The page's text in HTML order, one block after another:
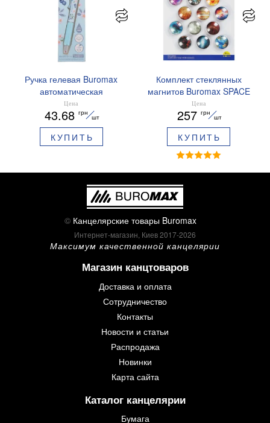
Ручка гелевая Buromax
автоматическая
ARABESKI 0.5 мм
ароматизированный грипп
синие чернила в блистере
BM.8379-02
Цена
43.68 грн
шт
КУПИТЬ
Комплект стеклянных
магнитов Buromax SPACE
12 шт 30 мм BM.0048
Цена
257 грн
шт
КУПИТЬ
© Канцелярские товары Buromax
Интернет-магазин, Киев 2017-2026
Максимум качественной канцелярии
Магазин канцтоваров
Доставка и оплата
Сотрудничество
Контакты
Новости и статьи
Распродажа
Новинки
Карта сайта
Каталог канцелярии
Бумага